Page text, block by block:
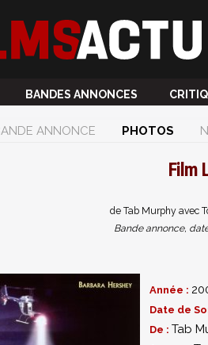
BANDES ANNONCES
ANNONCE PHOTOS
Film
de Tab Murphy avec
Bande annonce,
Année :
Date de
De : Tab